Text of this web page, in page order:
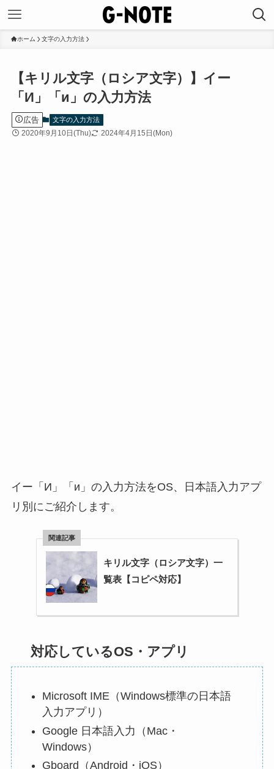
ホーム 文字の入力方法
【キリル文字（ロシア文字）】イー
「И」「и」の入力方法
広告 文字の入力方法
2020年9月10日(Thu) 2024年4月15日(Mon)
イー「И」「и」の入力方法をOS、日本語入力アプ
リ別にご紹介します。
キリル文字（ロシア文字）一
覧表【コピペ対応】
対応しているOS・アプリ
Microsoft IME（Windows標準の日本語
入力アプリ）
Google 日本語入力（Mac・
Windows）
Gboard（Android・iOS）